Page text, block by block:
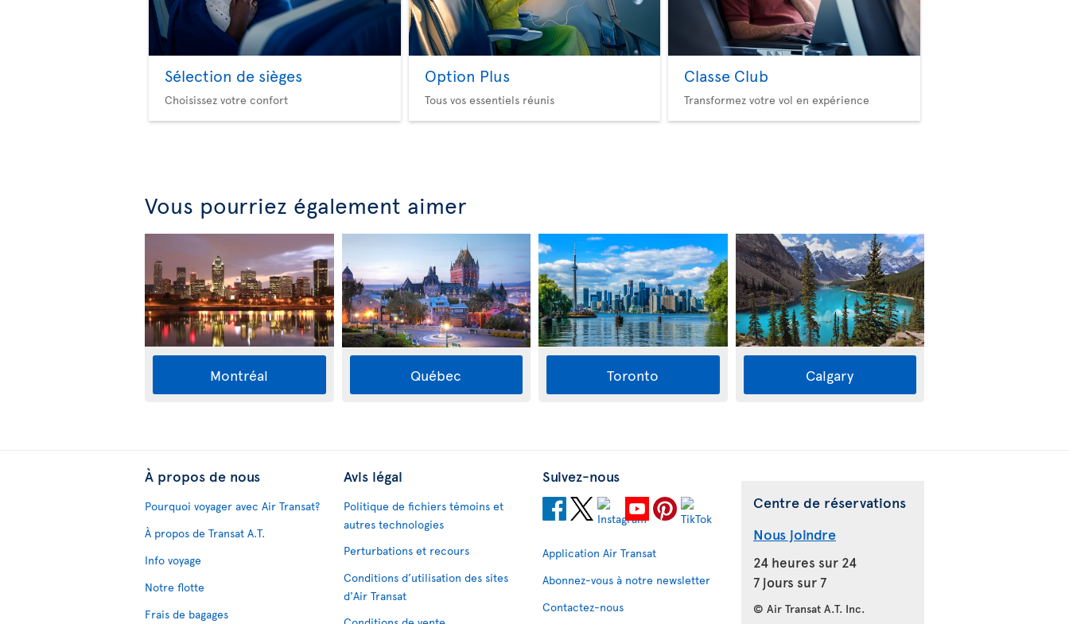
Sélection de sièges
Choisissez votre confort
Option Plus
Tous vos essentiels réunis
Classe Club
Transformez votre vol en expérience
Vous pourriez également aimer
Montréal Québec Toronto Calgary
À propos de nous
Pourquoi voyager avec Air Transat?
À propos de Transat A.T.
Info voyage
Notre flotte
Frais de bagages
Avis légal
Politique de fichiers témoins et
autres technologies
Perturbations et recours
Conditions d’utilisation des sites
d'Air Transat
Suivez-nous
Application Air Transat
Abonnez-vous à notre newsletter
Contactez-nous
Centre de réservations
Nous joindre
24 heures sur 24
7 jours sur 7
© Air Transat A.T. Inc.